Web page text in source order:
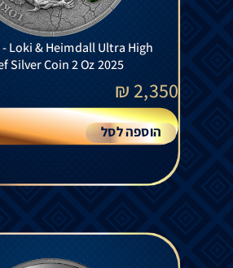
- Loki & Heimdall Ultra High
Silver Coin 2 Oz 2025
2,350
₪
הוספה לסל